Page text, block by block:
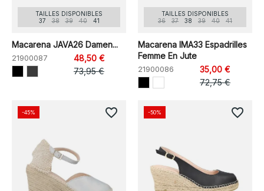
TAILLES DISPONIBLES
37
38 39 40 41
Macarena JAVA26 Damen...
21900087
48,50 €
73,95 €
TAILLES DISPONIBLES
36
37 38 39 40 41
Macarena IMA33 Espadrilles
Femme En Jute
21900086
35,00 €
72,75 €
-45% favorite_border -50% favorite_border